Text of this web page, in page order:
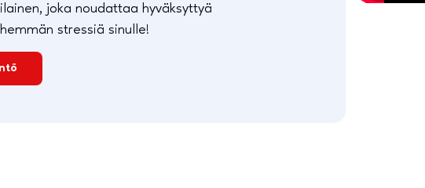
joka noudattaa hyväksyttyä
stressiä sinulle!